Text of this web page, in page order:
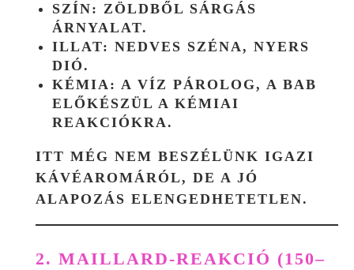
SZÍN: ZÖLDBŐL SÁRGÁS
ÁRNYALAT.
ILLAT: NEDVES SZÉNA, NYERS
DIÓ.
KÉMIA: A VÍZ PÁROLOG, A BAB
ELŐKÉSZÜL A KÉMIAI
REAKCIÓKRA.
ITT MÉG NEM BESZÉLÜNK IGAZI
KÁVÉAROMÁRÓL, DE A JÓ
ALAPOZÁS ELENGEDHETETLEN.
2. MAILLARD-REAKCIÓ (150–